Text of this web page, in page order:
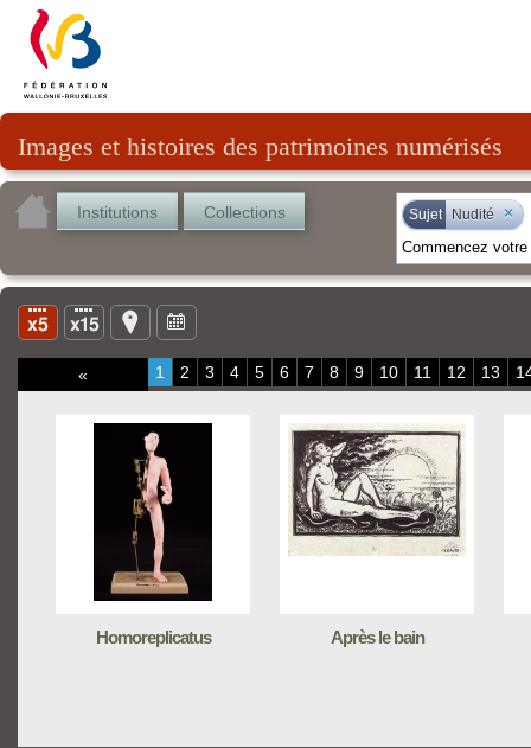
Images et histoires des patrimoines numérisés
Institutions Collections Sujet Nudité ×
« 1 2 3 4 5 6 7 8 9 10 11 12 13
Homoreplicatus Après le bain